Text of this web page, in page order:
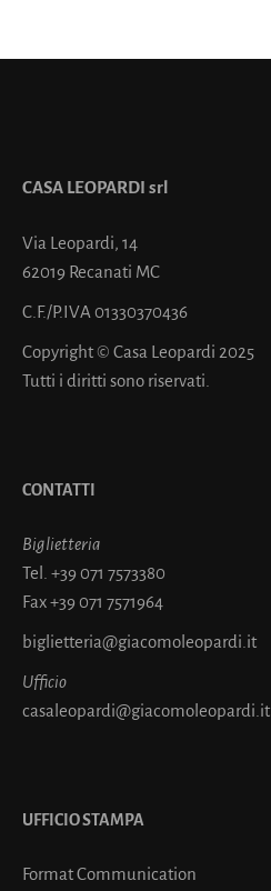
CASA LEOPARDI srl
Via Leopardi, 14
62019 Recanati MC
C.F./P.IVA 01330370436
Copyright © Casa Leopardi 2025
Tutti i diritti sono riservati.
CONTATTI
Biglietteria
Tel. +39 071 7573380
Fax+39 071 7571964
biglietteria@giacomoleopardi.it
Ufficio
casaleopardi@giacomoleopardi.it
UFFICIO STAMPA
Format Communication